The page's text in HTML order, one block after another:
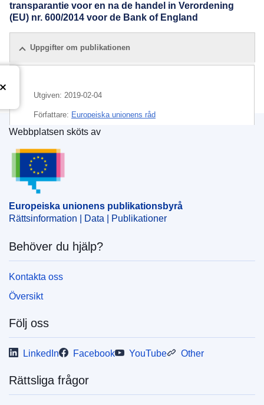
transparantie voor en na de handel in Verordening
(EU) nr. 600/2014 voor de Bank of England
Uppgifter om publikationen
Utgiven: 2019-02-04
Författare: Europeiska unionens råd
IMMC : ST 6045 2019 INIT
Europeiska unionens publikationsbyrå
Webbplatsen sköts av
Europeiska unionens publikationsbyrå
Rättsinformation | Data | Publikationer
Behöver du hjälp?
Kontakta oss
Översikt
Följ oss
LinkedIn Facebook YouTube Other
Rättsliga frågor